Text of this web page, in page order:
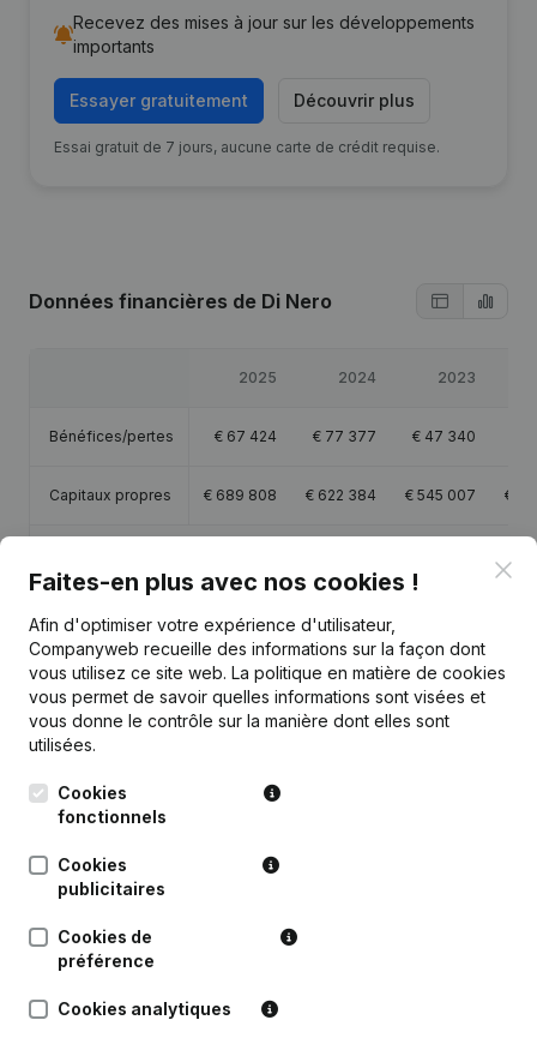
Recevez des mises à jour sur les développements
importants
Essayer gratuitement Découvrir plus
Essai gratuit de 7 jours, aucune carte de crédit requise.
Données financières de Di Nero
2025 2024 2023
Bénéfices/pertes € 67 424 € 77 377 € 47 340
Capitaux propres € 689 808 € 622 384 € 545 007 €
Publicationsde Di Nero
27-12-2024
Modification Forme Juridique -
Demissions - Nominations
15-10-2020
Demissions - Nominations -
Modification Forme Juridique
Faites-en plus avec nos cookies !
Afin d'optimiser votre expérience d'utilisateur,
Companyweb recueille des informations sur la façon dont
vous utilisez ce site web. La politique en matière de cookies
vous permet de savoir quelles informations sont visées et
vous donne le contrôle sur la manière dont elles sont
utilisées.
Cookies
fonctionnels
Cookies
publicitaires
Cookies de
préférence
Cookies analytiques